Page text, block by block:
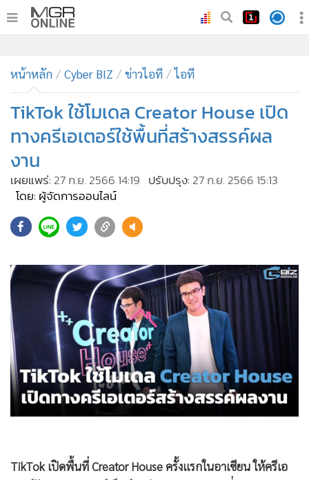
• ทันเหตุการณ์
• ภาคใต้
• ภูมิภาค
• Online Section
• บันเทิง
• ผู้จัดการรายวัน
คอลัมนิสต์
• ละคร
• Cyber BIZ
•
ผู้จัดกวน
•
Good health & Well-being
•
Green Innovation & SD
•
Management & HR
• MGR Live
• Infographic
• การเมือง
• กีฬา
หน้าหลัก Cyber BIZ ข่าวไอที ไอที
TikTok ใช้โมเดล Creator House เปิด
ทางครีเอเตอร์ใช้พื้นที่สร้างสรรค์ผล
งาน
เผยแพร่: 27 ก.ย. 2566 14:19 ปรับปรุง: 27 ก.ย. 2566 15:13
โดย: ผู้จัดการออนไลน์
TikTok เปิดพื้นที่ Creator House ครั้งแรกในอาเซียน ให้ครีเอ